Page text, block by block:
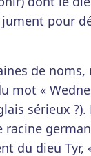
pour
de
mot «
sérieux
du dieu